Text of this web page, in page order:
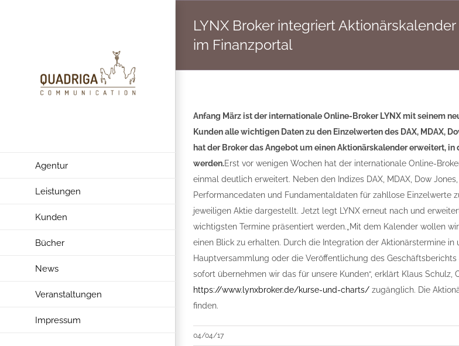
Agentur
Leistungen
Kunden
Bücher
News
Veranstaltungen
Impressum
LYNX Broker integriert Aktionärskalender
im Finanzportal
Anfang März ist der internationale Online-Broker LYNX mit seinem
Kunden alle wichtigen Daten zu den Einzelwerten des DAX, MDAX,
hat der Broker das Angebot um einen Aktionärskalender erweitert,
werden.Erst vor wenigen Wochen hat der internationale Online-
einmal deutlich erweitert. Neben den Indizes DAX, MDAX, Dow
Performancedaten und Fundamentaldaten für zahllose Einzelwerte
jeweiligen Aktie dargestellt. Jetzt legt LYNX erneut nach und
wichtigsten Termine präsentiert werden.„Mit dem Kalender wollen
einen Blick zu erhalten. Durch die Integration der Aktionärstermine
Hauptversammlung oder die Veröffentlichung des
sofort übernehmen wir das für unsere Kunden“, erklärt Klaus Schulz,
https://www.lynxbroker.de/kurse-und-charts/ zugänglich. Die
finden.
04/04/17